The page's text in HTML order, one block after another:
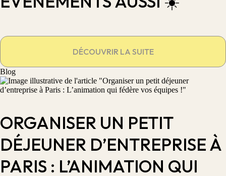
DÉCOUVRIR LA SUITE
Blog
ORGANISER UN PETIT
DÉJEUNER D’ENTREPRISE À
PARIS : L’ANIMATION QUI